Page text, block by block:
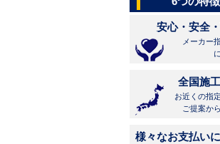
安心・安全
メーカー
全国施
お近くの指
ご提案か
様々なお支払い